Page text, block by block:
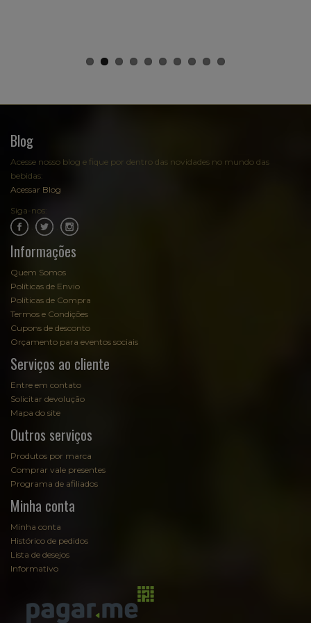
Blog
Acesse nosso blog e fique por dentro das novidades no mundo das
bebidas:
Acessar Blog
Siga-nos:
Informações
Quem Somos
Políticas de Envio
Políticas de Compra
Termos e Condições
Cupons de desconto
Orçamento para eventos sociais
Serviços ao cliente
Entre em contato
Solicitar devolução
Mapa do site
Outros serviços
Produtos por marca
Comprar vale presentes
Programa de afiliados
Minha conta
Minha conta
Histórico de pedidos
Lista de desejos
Informativo